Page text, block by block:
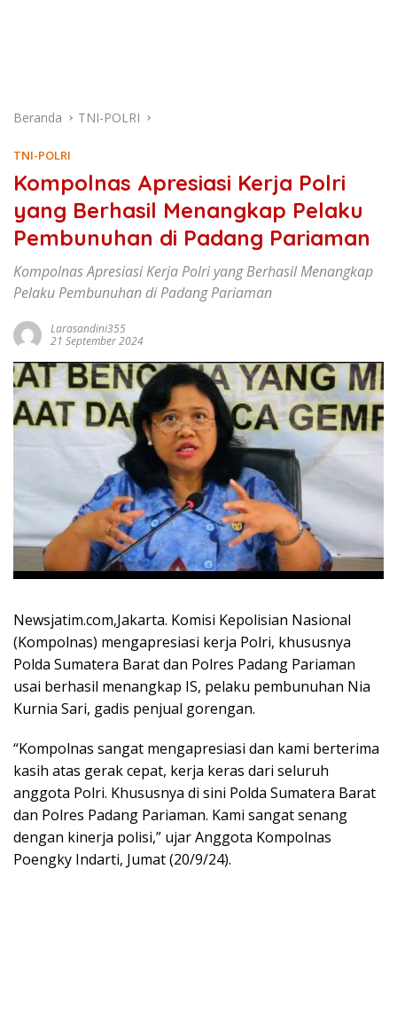
Beranda TNI-POLRI
TNI-POLRI
Kompolnas Apresiasi Kerja Polri
yang Berhasil Menangkap Pelaku
Pembunuhan di Padang Pariaman
Kompolnas Apresiasi Kerja Polri yang Berhasil Menangkap
Pelaku Pembunuhan di Padang Pariaman
Larasandini355
21 September 2024
Newsjatim.com,Jakarta. Komisi Kepolisian Nasional
(Kompolnas) mengapresiasi kerja Polri, khususnya
Polda Sumatera Barat dan Polres Padang Pariaman
usai berhasil menangkap IS, pelaku pembunuhan Nia
Kurnia Sari, gadis penjual gorengan.
“Kompolnas sangat mengapresiasi dan kami berterima
kasih atas gerak cepat, kerja keras dari seluruh
anggota Polri. Khususnya di sini Polda Sumatera Barat
dan Polres Padang Pariaman. Kami sangat senang
dengan kinerja polisi,” ujar Anggota Kompolnas
Poengky Indarti, Jumat (20/9/24).